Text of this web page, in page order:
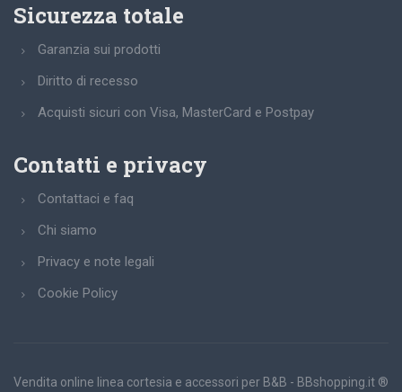
Sicurezza totale
Garanzia sui prodotti
Diritto di recesso
Acquisti sicuri con Visa, MasterCard e Postpay
Contatti e privacy
Contattaci e faq
Chi siamo
Privacy e note legali
Cookie Policy
Vendita online linea cortesia e accessori per B&B - BBshopping.it ®